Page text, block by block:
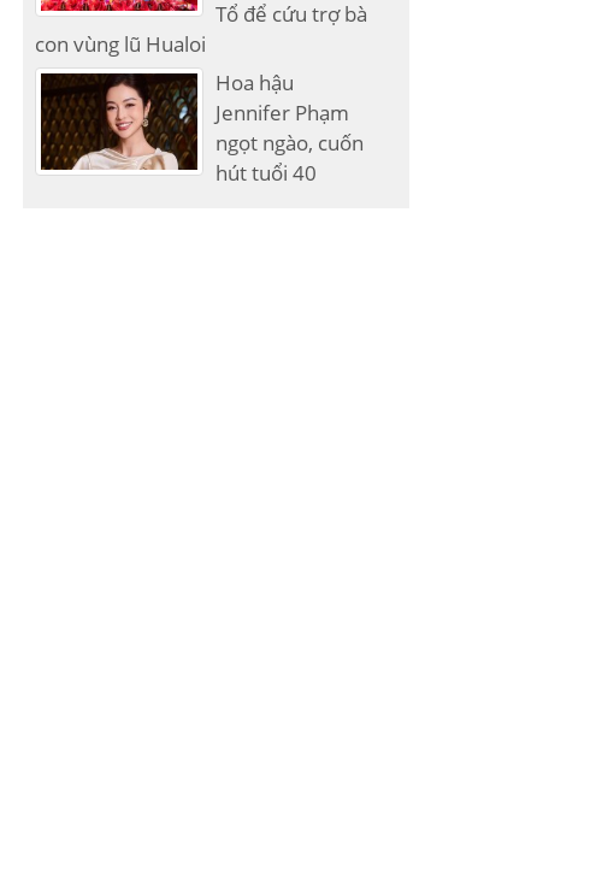
Tổ để cứu trợ bà
con vùng lũ Hualoi
Hoa hậu
Jennifer Phạm
ngọt ngào, cuốn
hút tuổi 40